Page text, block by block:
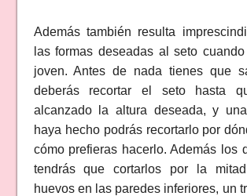
Además también resulta
las formas deseadas al seto
joven. Antes de nada tienes que
deberás recortar el seto hasta
alcanzado la altura deseada, y
haya hecho podrás recortarlo por
cómo prefieras hacerlo. Además los
tendrás que cortarlos por la
huevos en las paredes inferiores, un